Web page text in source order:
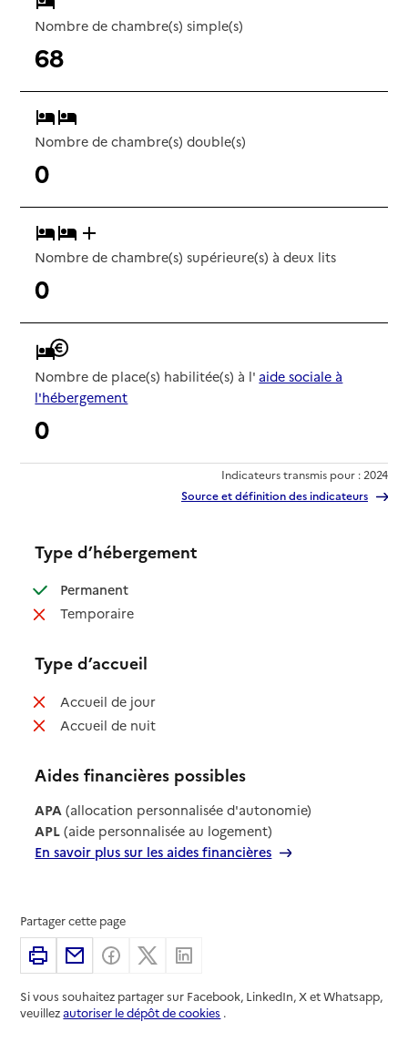
Nombre de chambre(s) simple(s)
68
Nombre de chambre(s) double(s)
0
Nombre de chambre(s) supérieure(s) à deux lits
0
Nombre de place(s) habilitée(s) à l' aide sociale à
l'hébergement
0
Indicateurs transmis pour : 2024
Source et définition des indicateurs
Type d’hébergement
Permanent: disponible
Temporaire: non disponible
Type d’accueil
Accueil de jour: non disponible
Accueil de nuit: non disponible
Aides financières possibles
APA (allocation personnalisée d'autonomie)
APL (aide personnalisée au logement)
En savoir plus sur les aides financières
Partager cette page
ImprimerPartager par email
Partager sur Facebook
Partager sur X
Si vous souhaitez partager sur Facebook, LinkedIn, X et Whatsapp,
veuillezautoriser le dépôt de cookies .